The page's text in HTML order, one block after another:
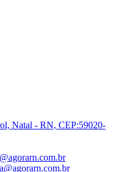
Natal - RN, CEP:59020-